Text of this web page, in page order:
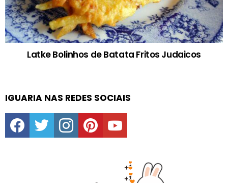
Latke Bolinhos de Batata Fritos Judaicos
IGUARIA NAS REDES SOCIAIS
facebooktwitter instagrampinterestyoutube